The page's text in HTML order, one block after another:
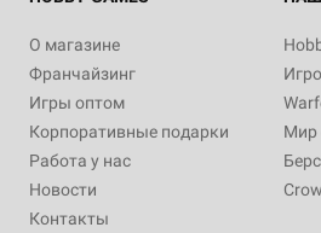
О магазине
Франчайзинг
Игры оптом
Корпоративные подарки
Работа у нас
Новости
Контакты
Мир